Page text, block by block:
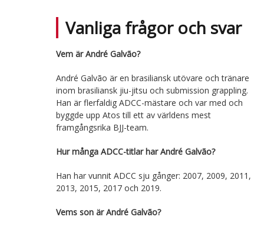
Vanliga frågor och svar
Vem är André Galvão?
André Galvão är en brasiliansk utövare och tränare
inom brasiliansk jiu-jitsu och submission grappling.
Han är flerfaldig ADCC-mästare och var med och
byggde upp Atos till ett av världens mest
framgångsrika BJJ-team.
Hur många ADCC-titlar har André Galvão?
Han har vunnit ADCC sju gånger: 2007, 2009, 2011,
2013, 2015, 2017 och 2019.
Vems son är André Galvão?